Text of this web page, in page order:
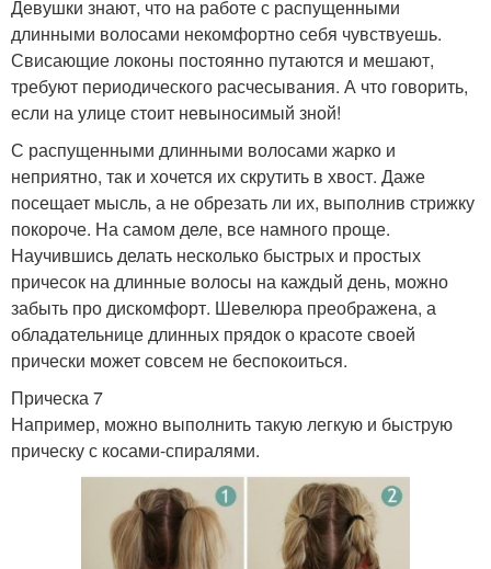
Девушки знают, что на работе с распущенными
длинными волосами некомфортно себя чувствуешь.
Свисающие локоны постоянно путаются и мешают,
требуют периодического расчесывания. А что говорить,
если на улице стоит невыносимый зной!
С распущенными длинными волосами жарко и
неприятно, так и хочется их скрутить в хвост. Даже
посещает мысль, а не обрезать ли их, выполнив стрижку
покороче. На самом деле, все намного проще.
Научившись делать несколько быстрых и простых
причесок на длинные волосы на каждый день, можно
забыть про дискомфорт. Шевелюра преображена, а
обладательнице длинных прядок о красоте своей
прически может совсем не беспокоиться.
Прическа 7
Например, можно выполнить такую легкую и быструю
прическу с косами-спиралями.